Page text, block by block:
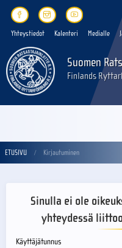
Yhteystiedot Kalenteri Medialle
Suomen
Finlands
ETUSIVU Kirjautuminen
Sinulla ei ole
yhteydessä
Käyttäjätunnus